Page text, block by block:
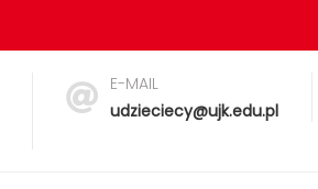
E-MAIL
udzieciecy@ujk.edu.pl